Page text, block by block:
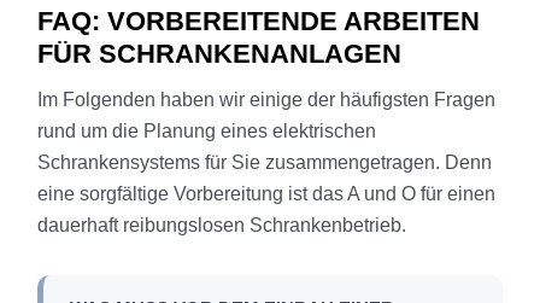
FAQ: VORBEREITENDE ARBEITEN
FÜR SCHRANKENANLAGEN
Im Folgenden haben wir einige der häufigsten Fragen
rund um die Planung eines elektrischen
Schrankensystems für Sie zusammengetragen. Denn
eine sorgfältige Vorbereitung ist das A und O für einen
dauerhaft reibungslosen Schrankenbetrieb.